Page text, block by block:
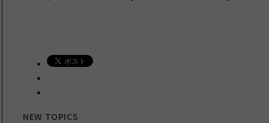
NEW TOPICS